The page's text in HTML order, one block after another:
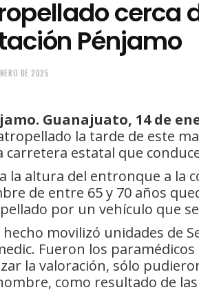
cerca
Pénjamo
DE 2025
Guanajuato, 14 de
la tarde de este
carretera estatal que
la altura del entronque a la
de entre 65 y 70 años
por un vehículo que
hecho movilizó unidades de
Fueron los
la valoración, sólo
como resultado de